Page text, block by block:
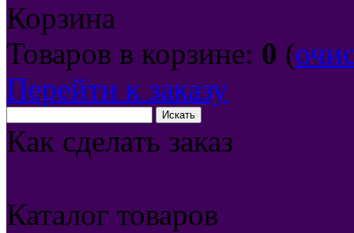
Корзина
Товаров в корзине: 0 (
Перейти к заказу
Как сделать заказ
Каталог товаров